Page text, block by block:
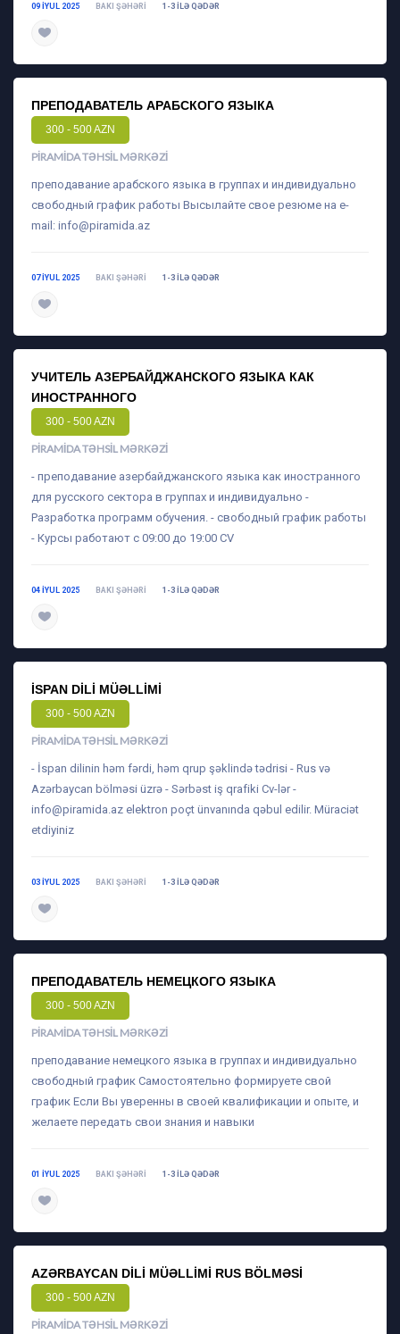
09 IYUL 2025 BAKI ŞƏHƏRI 1-3 ILƏ QƏDƏR
ПРЕПОДАВАТЕЛЬ АРАБСКОГО ЯЗЫКА
300 - 500 AZN
PIRAMIDA TƏHSIL MƏRKƏZI
преподавание арабского языка в группах и индивидуально
свободный график работы Высылайте свое резюме на e-
mail: info@piramida.az
07 IYUL 2025 BAKI ŞƏHƏRI 1-3 ILƏ QƏDƏR
УЧИТЕЛЬ АЗЕРБАЙДЖАНСКОГО ЯЗЫКА КАК
ИНОСТРАННОГО
300 - 500 AZN
PIRAMIDA TƏHSIL MƏRKƏZI
- преподавание азербайджанского языка как иностранного
для русского сектора в группах и индивидуально -
Разработка программ обучения. - свободный график работы
- Курсы работают с 09:00 до 19:00 CV
04 IYUL 2025 BAKI ŞƏHƏRI 1-3 ILƏ QƏDƏR
İSPAN DILI MÜƏLLIMI
300 - 500 AZN
PIRAMIDA TƏHSIL MƏRKƏZI
- İspan dilinin həm fərdi, həm qrup şəklində tədrisi - Rus və
Azərbaycan bölməsi üzrə - Sərbəst iş qrafiki Cv-lər -
info@piramida.az elektron poçt ünvanında qəbul edilir. Müraciət
etdiyiniz
03 IYUL 2025 BAKI ŞƏHƏRI 1-3 ILƏ QƏDƏR
ПРЕПОДАВАТЕЛЬ НЕМЕЦКОГО ЯЗЫКА
300 - 500 AZN
PIRAMIDA TƏHSIL MƏRKƏZI
преподавание немецкого языка в группах и индивидуально
свободный график Самостоятельно формируете свой
график Если Вы уверенны в своей квалификации и опыте, и
желаете передать свои знания и навыки
01 IYUL 2025 BAKI ŞƏHƏRI 1-3 ILƏ QƏDƏR
AZƏRBAYCAN DILI MÜƏLLIMI RUS BÖLMƏSI
300 - 500 AZN
PIRAMIDA TƏHSIL MƏRKƏZI